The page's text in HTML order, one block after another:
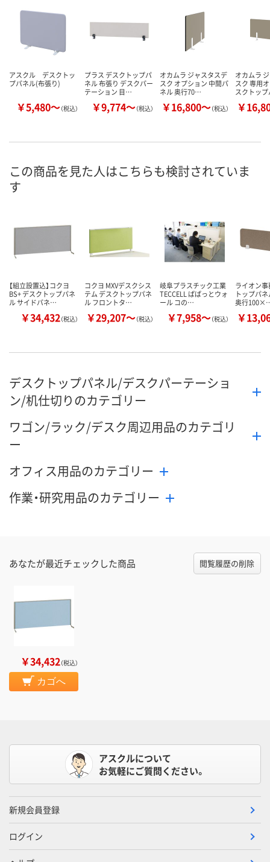
アスクル デスクトッ
プパネル(布張り)
￥5,480～（税込）
プラス デスクトップパ
ネル 布張り デスクパー
テーション 目…
￥9,774～（税込）
オカムラ ジャスタスデ
スク オプション 中間パ
ネル 奥行70…
￥16,800～（税込）
オカムラ
スク 専用
スクトッ
￥
この商品を見た人はこちらも検討されていま
す
【組立設置込】コクヨ
BS+ デスクトップパネ
ル サイドパネ…
￥34,432（税込）
コクヨ MXVデスクシス
テム デスクトップパネ
ル フロントタ…
￥29,207～（税込）
岐阜プラスチック工業
TECCELL ぱぱっとウォ
ール コの…
￥7,958～（税込）
ライオン
トップパ
奥行
￥
デスクトップパネル/デスクパーテーショ
ン/机仕切りのカテゴリー
ワゴン/ラック/デスク周辺用品のカテゴリ
ー
オフィス用品のカテゴリー
作業・研究用品のカテゴリー
あなたが最近チェックした商品 閲覧履歴の削除
￥34,432（税込）
カゴへ
アスクルについて
お気軽にご質問ください。
新規会員登録
ログイン